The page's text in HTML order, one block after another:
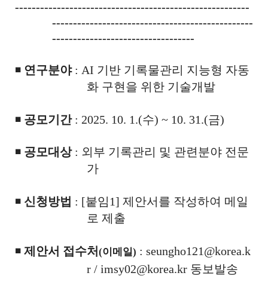
--------------------------------------------------------
------------------------------------------------
----------------------------------
◾ 연구분야 : AI 기반 기록물관리 지능형 자동
화 구현을 위한 기술개발
◾ 공모기간 : 2025. 10. 1.(수) ~ 10. 31.(금)
◾ 공모대상 : 외부 기록관리 및 관련분야 전문
가
◾ 신청방법 : [붙임1] 제안서를 작성하여 메일
로 제출
◾ 제안서 접수처(이메일) : seungho121@korea.k
r / imsy02@korea.kr동보발송